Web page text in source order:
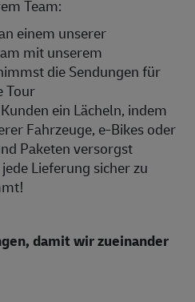
Team:
einem unserer
mit unserem
die Sendungen für
Tour
ein Lächeln, indem
Fahrzeuge, e-Bikes oder
Paketen versorgst
Lieferung sicher zu
damit wir zueinander